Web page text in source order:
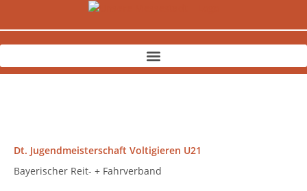
Dt. Jugendmeisterschaft Voltigieren U21
Bayerischer Reit- + Fahrverband